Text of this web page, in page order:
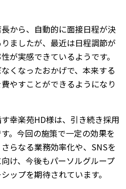
から、自動的に面接日程が決
ましたが、最近は日程調節が
が実感できているようです。
くなったおかげで、本来する
やすことができるようになり
幸楽苑HD様は、引き続き採用
。今回の施策で一定の効果を
らなる業務効率化や、SNSを
け、今後もパーソルグループ
ップを期待されています。